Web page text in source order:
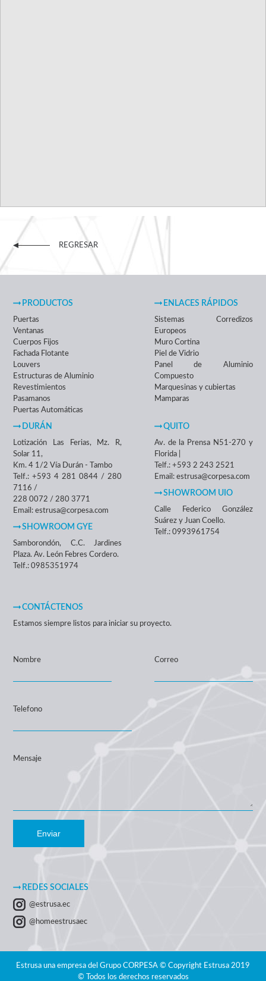
REGRESAR
ENLACES RÁPIDOS
Sistemas Corredizos
Europeos
Muro Cortina
Piel de Vidrio
Panel de Aluminio
Compuesto
Marquesinas y cubiertas
Mamparas
PRODUCTOS
Puertas
Ventanas
Cuerpos Fijos
Fachada Flotante
Louvers
Estructuras de Aluminio
Revestimientos
Pasamanos
Puertas Automáticas
QUITO
Av. de la Prensa N51-270 y
Florida |
Telf.: +593 2 243 2521
Email: estrusa@corpesa.com
SHOWROOM UIO
Calle Federico González
Suárez y Juan Coello.
Telf.: 0993961754
DURÁN
Lotización Las Ferias, Mz. R,
Solar 11,
Km. 4 1/2 Vía Durán - Tambo
Telf.: +593 4 281 0844 / 280
7116 /
228 0072 / 280 3771
Email: estrusa@corpesa.com
SHOWROOM GYE
Samborondón, C.C. Jardines
Plaza. Av. León Febres Cordero.
Telf.: 0985351974
CONTÁCTENOS
Estamos siempre listos para iniciar su proyecto.
Nombre Correo
Telefono
Mensaje
Enviar
REDES SOCIALES
@estrusa.ec
@homeestrusaec
Estrusa una empresa del Grupo CORPESA © Copyright Estrusa 2019
© Todos los derechos reservados